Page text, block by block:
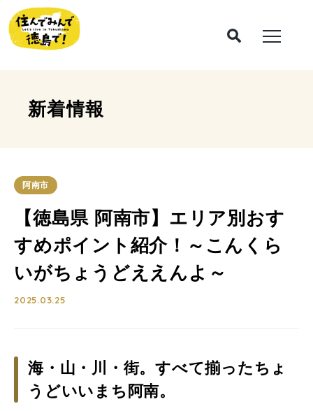
新着情報
阿南市
【徳島県 阿南市】エリア別おす
すめポイント紹介！～こんくら
いがちょうどええんよ～
2025.03.25
海・山・川・街。すべて揃ったちょ
うどいいまち阿南。